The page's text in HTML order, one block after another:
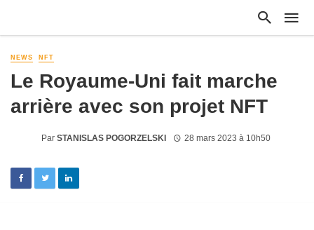
NEWS NFT
Le Royaume-Uni fait marche
arrière avec son projet NFT
Par STANISLAS POGORZELSKI 28 mars 2023 à 10h50